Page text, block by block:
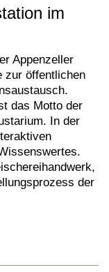
im
Appenzeller
zur öffentlichen
das Motto der
In der
der